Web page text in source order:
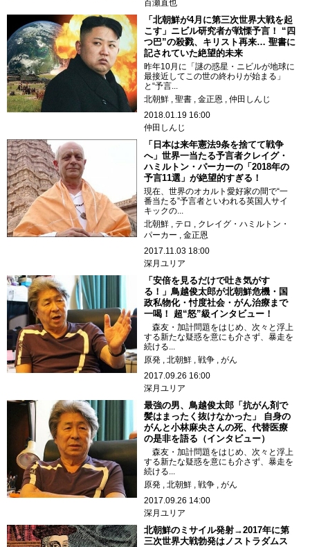
百瀬直也
「北朝鮮が4月に第三次世界大戦を起
こす」ニビル研究者が戦慄予言！ “四
つ巴”の殺戮、キリスト再来… 聖書に
記されていた絶望的未来
昨年10月に「謎の惑星・ニビルが地球に
最接近してこの世の終わりが始まる」
と“予言...
北朝鮮
聖書 金正恩
仲田しんじ
2018.01.19 16:00
仲田しんじ
「日本は来年憲法9条を捨てて戦争
へ」世界一当たる予言者クレイグ・
ハミルトン・パーカーの「2018年の
予言11選」が絶望的すぎる！
現在、世界のオカルト愛好家の間で“一
番当たる”予言者といわれる英国人サイ
キックの...
北朝鮮
テロ
クレイグ・ハミルトン・
パーカー
金正恩
2017.11.03 18:00
深月ユリア
「安倍を見るだけで吐き気がす
る！」鳥越俊太郎が北朝鮮危機・国
政私物化・忖度社会・がん治療まで
一喝！ 超“怒”級インタビュー！
森友・加計問題をはじめ、次々と浮上
する新たな疑惑を意にも介さず、暴走を
続ける...
原発
北朝鮮 戦争
がん
2017.09.26 16:00
深月ユリア
最強の男、鳥越俊太郎「抗がん剤で
髪はまったく抜けなかった」 自身の
がんと小林麻央さんの死、代替医療
の是非を語る（インタビュー）
森友・加計問題をはじめ、次々と浮上
する新たな疑惑を意にも介さず、暴走を
続ける...
原発
北朝鮮 戦争
がん
2017.09.26 14:00
深月ユリア
北朝鮮のミサイル発射→2017年に第
三次世界大戦勃発はノストラダムス